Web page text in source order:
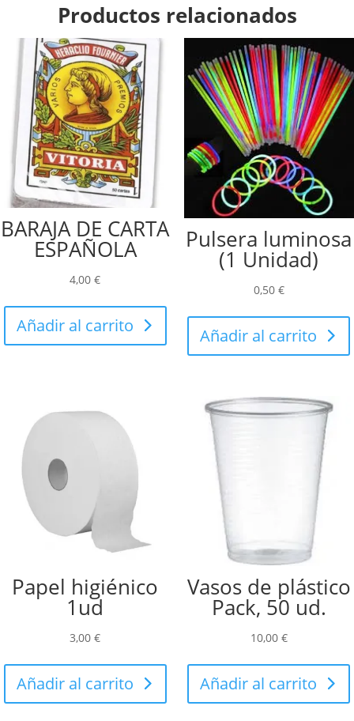
Productos relacionados
BARAJA DE CARTA
ESPAÑOLA
4,00€
Añadir al carrito
Pulsera luminosa
(1 Unidad)
0,50 €
Añadir al carrito
Papel higiénico
1ud
3,00€
Añadir al carrito
Vasos de plástico
Pack, 50 ud.
10,00 €
Añadir al carrito